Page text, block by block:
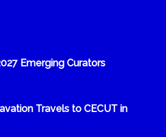
Emerging Curators
Travels to CECUT in